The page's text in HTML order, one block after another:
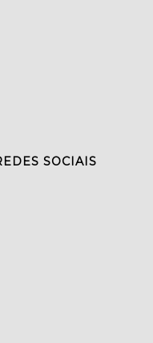
SOCIAIS